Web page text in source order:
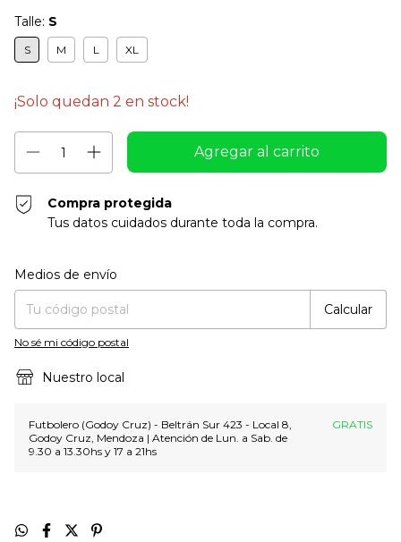
Talle: S
S M L XL
¡Solo quedan 2 en stock!
Compra protegida
Tus datos cuidados durante toda la compra.
Entregas para el CP:
Medios de envío
Calcular
No sé mi código postal
Nuestro local
Futbolero (Godoy Cruz) - Beltrán Sur 423 - Local 8,
Godoy Cruz, Mendoza | Atención de Lun. a Sab. de
9.30 a 13.30hs y 17 a 21hs
GRATIS